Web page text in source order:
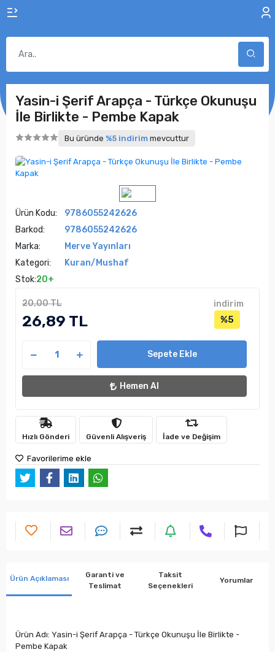
Yasin-i Şerif Arapça - Türkçe Okunuşu
İle Birlikte - Pembe Kapak
Bu üründe %5 indirim mevcuttur
Ürün Kodu:
9786055242626
Barkod:
9786055242626
Marka:
Merve Yayınları
Kategori:
Kuran/Mushaf
Stok:20+
20,00 TL
26,89 TL
indirim
%5
Sepete Ekle
Hemen Al
Hızlı Gönderi Güvenli Alışveriş İade ve Değişim
Favorilerime ekle
Ürün Açıklaması
Garanti ve
Teslimat
Taksit
Seçenekleri
Yorumlar
Ürün Adı: Yasin-i Şerif Arapça - Türkçe Okunuşu İle Birlikte -
Pembe Kapak